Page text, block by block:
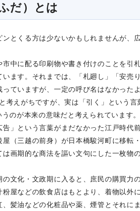
だ）とは
とくる方は少ないかもしれませんが、
中に配る印刷物や書き付けのことを引
ます。それまでは、「札廻し」「安売
っていますが、一定の呼び名はなかった
考えがちですが、実は「引く」という
のが本来の意味だと考えられています。
」という言葉がまだなかった江戸時代
（三越の前身）が日本橋駿河町に移転
は画期的な商法を謳い文句にした一枚物
文化・文政期に入ると、庶民の購買力
屋などの飲食店はもとより、着物以外
髪油などの化粧品や薬、煙管とそれに